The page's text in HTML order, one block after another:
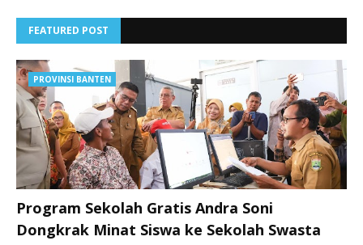
FEATURED POST
PROVINSI BANTEN
Program Sekolah Gratis Andra Soni
Dongkrak Minat Siswa ke Sekolah Swasta